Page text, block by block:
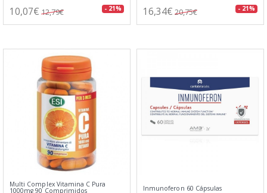
10,07€ 12,79€ - 21% 16,34€ 20,75€ - 21%
Multi Complex Vitamina C Pura
1000mg 90 Comprimidos Inmunoferon 60 Cápsulas